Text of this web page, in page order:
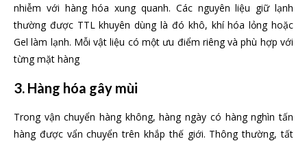
nhiễm với hàng hóa xung quanh. Các nguyên liệu giữ lạnh
thường được TTL khuyên dùng là đó khô, khí hóa lỏng hoặc
Gel làm lạnh. Mỗi vật liệu có một ưu điểm riêng và phù hợp với
từng mặt hàng
3. Hàng hóa gây mùi
Trong vận chuyển hàng không, hàng ngày có hàng nghìn tấn
hàng được vẩn chuyển trên khắp thế giới. Thông thường, tất